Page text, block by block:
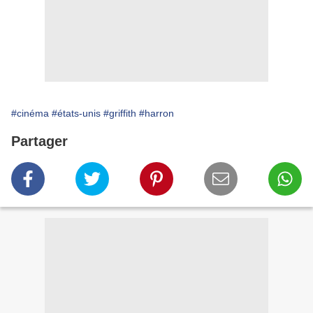
#cinéma #états-unis #griffith #harron
Partager